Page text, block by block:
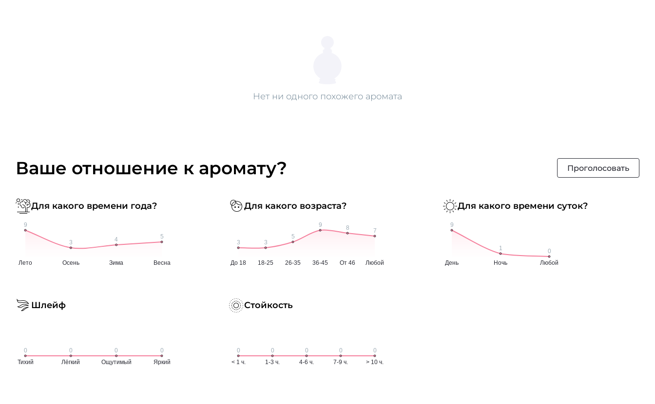
Нет ни одного похожего аромата
Ваше отношение к аромату? Проголосовать
Для какого времени года? Для какого возраста? Для какого времени суток?
Шлейф Стойкость